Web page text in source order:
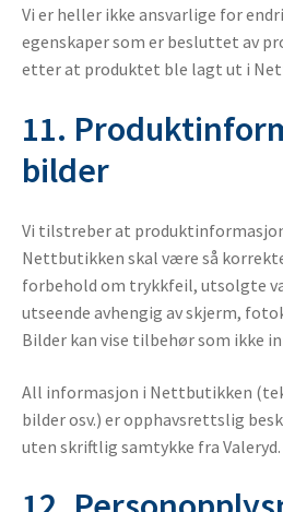
Vi er heller ikke ansvarlige for
egenskaper som er besluttet av
etter at produktet ble lagt ut i
11.
bilder
Vi tilstreber at
Nettbutikken skal være så
forbehold om trykkfeil, utsolgte
utseende avhengig av skjerm,
Bilder kan vise tilbehør som ikke
All informasjon i Nettbutikken
bilder osv.) er opphavsrettslig
uten skriftlig samtykke fra Valeryd.